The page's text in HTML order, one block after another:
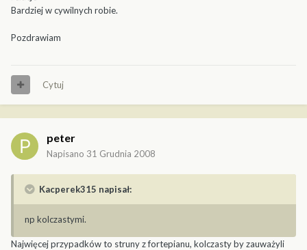
Bardziej w cywilnych robie.
Pozdrawiam
Cytuj
peter
Napisano 31 Grudnia 2008
Kacperek315 napisał:
np kolczastymi.
Najwięcej przypadków to struny z fortepianu, kolczasty by zauważyli